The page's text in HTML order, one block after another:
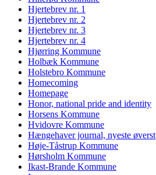
Hjertebrev nr. 1
Hjertebrev nr. 2
Hjertebrev nr. 3
Hjertebrev nr. 4
Hjørring Kommune
Holbæk Kommune
Holstebro Kommune
Homecoming
Homepage
Honor, national pride and identity
Horsens Kommune
Hvidovre Kommune
Hængehaver journal, nyeste øverst
Høje-Tåstrup Kommune
Hørsholm Kommune
Ikast-Brande Kommune